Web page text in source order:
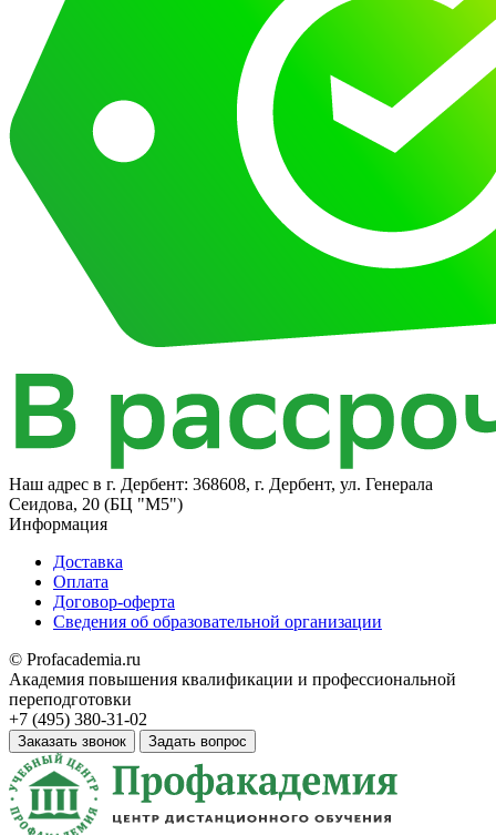
Наш адрес в г. Дербент: 368608, г. Дербент, ул. Генерала
Сеидова, 20 (БЦ "М5")
Информация
Доставка
Оплата
Договор-оферта
Сведения об образовательной организации
© Profacademia.ru
Академия повышения квалификации и профессиональной
переподготовки
+7 (495) 380-31-02
Заказать звонок Задать вопрос